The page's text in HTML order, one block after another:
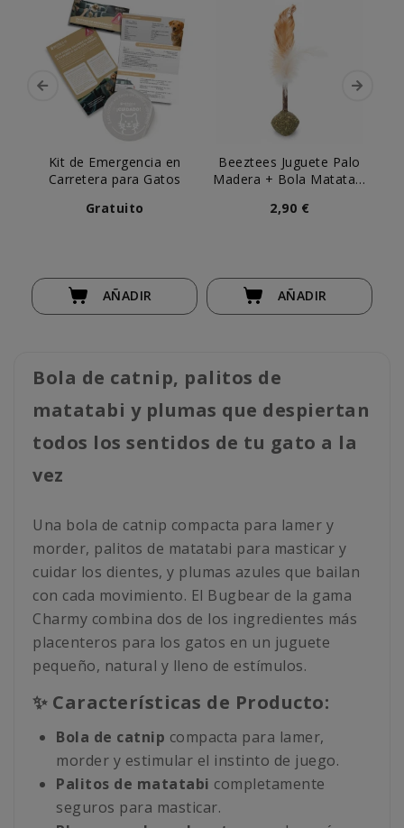
Kit de Emergencia en
Carretera para Gatos
Gratuito
AÑADIR
Beeztees Juguete Palo
Madera + Bola Matatabi
2,90 €
AÑADIR
Bola de catnip, palitos de
matatabi y plumas que despiertan
todos los sentidos de tu gato a la
vez
Una bola de catnip compacta para lamer y
morder, palitos de matatabi para masticar y
cuidar los dientes, y plumas azules que bailan
con cada movimiento. El Bugbear de la gama
Charmy combina dos de los ingredientes más
placenteros para los gatos en un juguete
pequeño, natural y lleno de estímulos.
✨ Características de Producto:
Bola de catnip compacta para lamer,
morder y estimular el instinto de juego.
Palitos de matatabi completamente
seguros para masticar.